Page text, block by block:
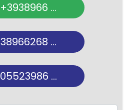
+3938966 ...
38966268 ...
05523986 ...